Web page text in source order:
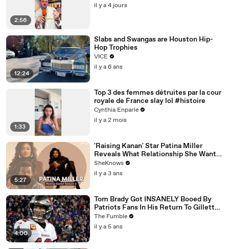
2:56
il y a 4 jours
12:24
Slabs and Swangas are Houston Hip-
Hop Trophies
VICE
il y a 6 ans
1:33
Top 3 des femmes détruites par la cour
royale de France slay lol #histoire
Cynthia Enparle
il y a 2 mois
5:27
'Raising Kanan' Star Patina Miller
Reveals What Relationship She Wants
For Her Character
SheKnows
il y a 3 ans
4:00
Tom Brady Got INSANELY Booed By
Patriots Fans In His Return To Gillette
Stadium
The Fumble
il y a 5 ans